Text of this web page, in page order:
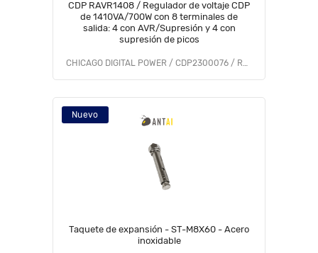
CDP RAVR1408 / Regulador de voltaje CDP
de 1410VA/700W con 8 terminales de
salida: 4 con AVR/Supresión y 4 con
supresión de picos
CHICAGO DIGITAL POWER / CDP2300076 / RAVR1408
Nuevo
Taquete de expansión - ST-M8X60 - Acero
inoxidable